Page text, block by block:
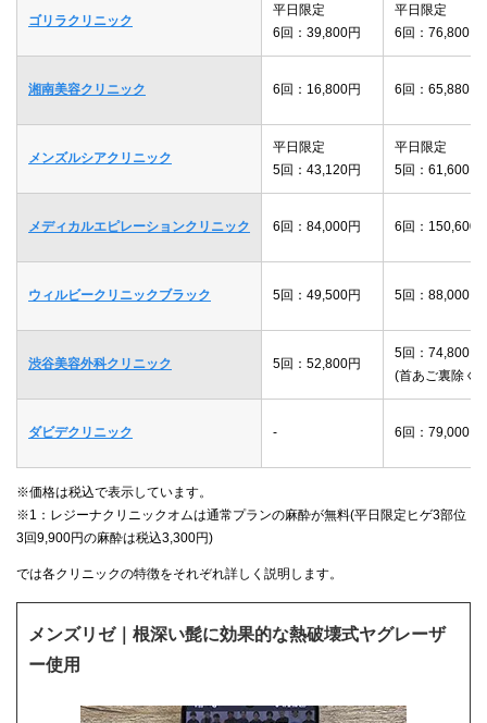
ゴリラクリニック
平日限定
6回：39,800円
平日限定
6回：76,800円
湘南美容クリニック 6回：16,800円 6回：65,880円
メンズルシアクリニック
平日限定
5回：43,120円
平日限定
5回：61,600円
メディカルエピレーションクリニック 6回：84,000円 6回：150,600
ウィルビークリニックブラック 5回：49,500円 5回：88,000円
渋谷美容外科クリニック 5回：52,800円
5回：74,800円
(首あご裏除く)
ダビデクリニック - 6回：79,000円
※価格は税込で表示しています。
※1：レジーナクリニックオムは通常プランの麻酔が無料(平日限定ヒゲ3部位
3回9,900円の麻酔は税込3,300円)
では各クリニックの特徴をそれぞれ詳しく説明します。
メンズリゼ｜根深い髭に効果的な熱破壊式ヤグレーザ
ー使用